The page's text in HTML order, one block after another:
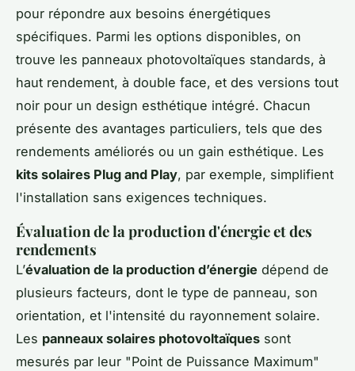
pour répondre aux besoins énergétiques
spécifiques. Parmi les options disponibles, on
trouve les panneaux photovoltaïques standards, à
haut rendement, à double face, et des versions tout
noir pour un design esthétique intégré. Chacun
présente des avantages particuliers, tels que des
rendements améliorés ou un gain esthétique. Les
kits solaires Plug and Play, par exemple, simplifient
l'installation sans exigences techniques.
Évaluation de la production d'énergie et des
rendements
L’évaluation de la production d’énergie dépend de
plusieurs facteurs, dont le type de panneau, son
orientation, et l'intensité du rayonnement solaire.
Les panneaux solaires photovoltaïques sont
mesurés par leur "Point de Puissance Maximum"